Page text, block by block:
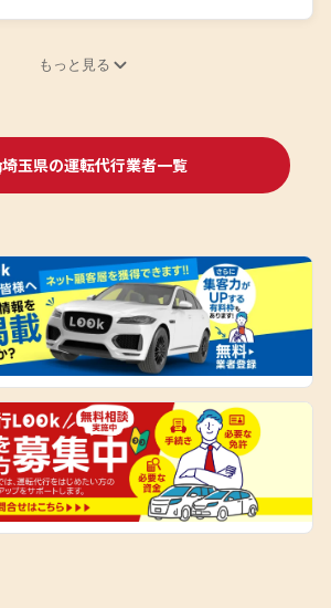
もっと見る
埼玉県の運転代行業者一覧